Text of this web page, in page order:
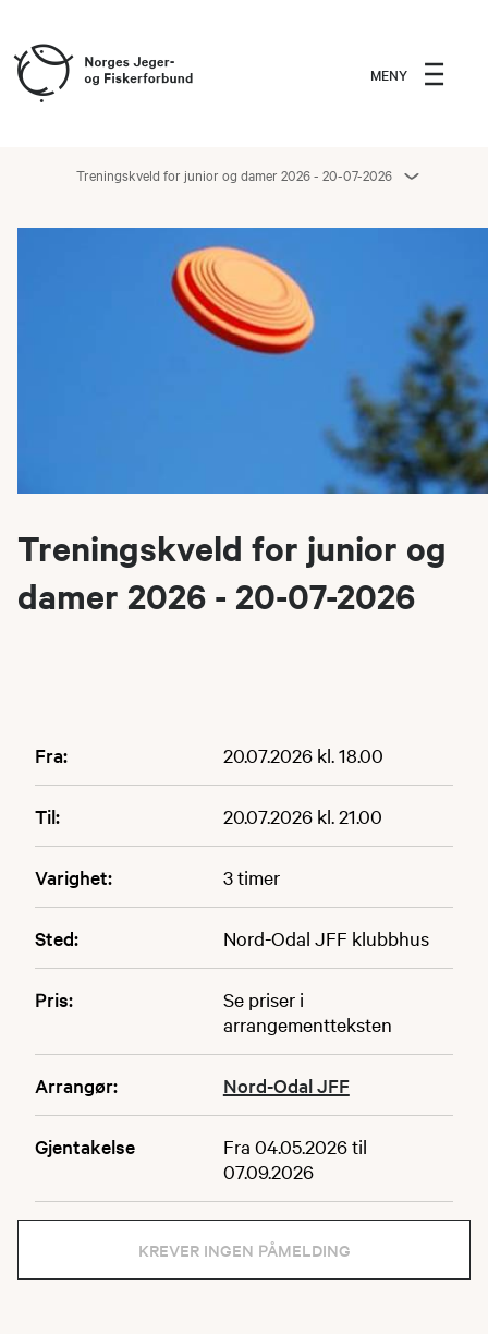
MENY
Treningskveld for junior og damer 2026 - 20-07-2026
Treningskveld for junior og
damer 2026 - 20-07-2026
Fra: 20.07.2026 kl. 18.00
Til: 20.07.2026 kl. 21.00
Varighet: 3 timer
Sted: Nord-Odal JFF klubbhus
Pris:
Se priser i
arrangementteksten
Arrangør: Nord-Odal JFF
Gjentakelse
Fra 04.05.2026 til
07.09.2026
KREVER INGEN PÅMELDING